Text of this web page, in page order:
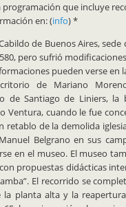
programación que incluye
en: (info) *
de Buenos Aires,
pero sufrió
pueden verse en
de Mariano
de Santiago de Liniers, la
Ventura, cuando le fue
retablo de la demolida
Belgrano en sus
en el museo. El museo
propuestas didácticas
El recorrido se
planta alta y la